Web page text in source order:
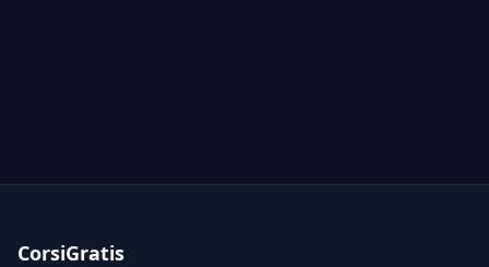
CorsiGratis